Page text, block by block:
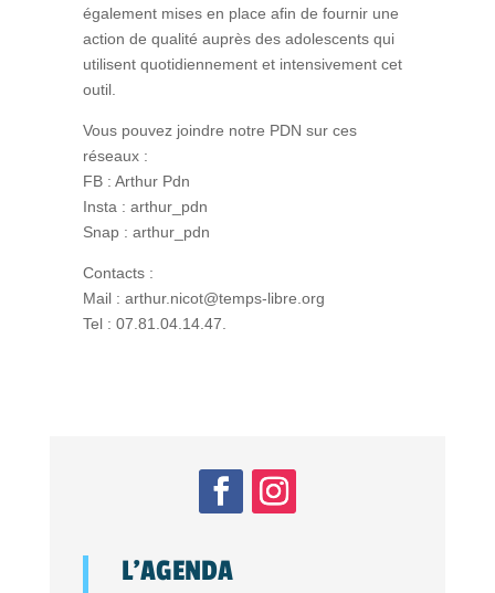
également mises en place afin de fournir une
action de qualité auprès des adolescents qui
utilisent quotidiennement et intensivement cet
outil.
Vous pouvez joindre notre PDN sur ces
réseaux :
FB : Arthur Pdn
Insta : arthur_pdn
Snap : arthur_pdn
Contacts :
Mail : arthur.nicot@temps-libre.org
Tel : 07.81.04.14.47.
L’AGENDA